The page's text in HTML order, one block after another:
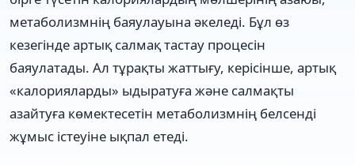
метаболизмнің баяулауына әкеледі. Бұл өз
кезегінде артық салмақ тастау процесін
баяулатады. Ал тұрақты жаттығу, керісінше, артық
«калорияларды» ыдыратуға және салмақты
азайтуға көмектесетін метаболизмнің белсенді
жұмыс істеуіне ықпал етеді.